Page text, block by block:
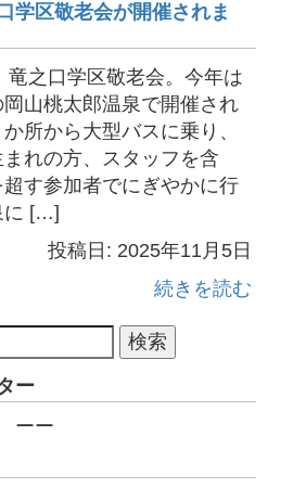
学区敬老会が開催されま
竜之口学区敬老会。今年は
山桃太郎温泉で開催され
所から大型バスに乗り、
れの方、スタッフを含
す参加者でにぎやかに行
に […]
投稿日: 2025年11月5日
続きを読む
ー
ー